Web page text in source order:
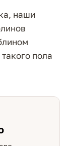
наши
пола